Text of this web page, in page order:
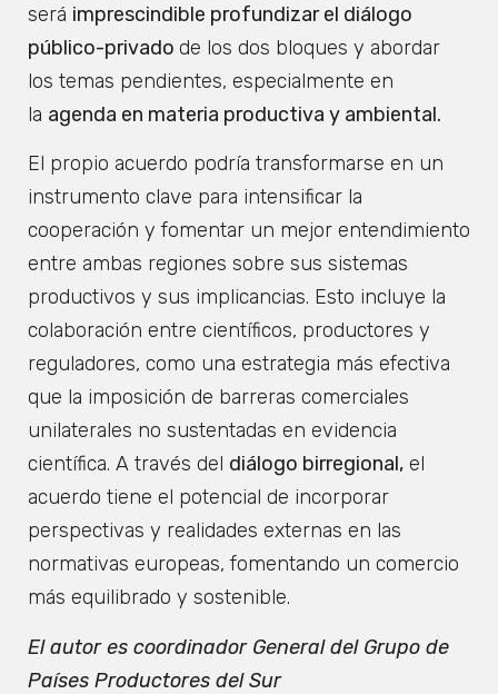
será imprescindible profundizar el diálogo
público-privado de los dos bloques y abordar
los temas pendientes, especialmente en
la agenda en materia productiva y ambiental.
El propio acuerdo podría transformarse en un
instrumento clave para intensificar la
cooperación y fomentar un mejor entendimiento
entre ambas regiones sobre sus sistemas
productivos y sus implicancias. Esto incluye la
colaboración entre científicos, productores y
reguladores, como una estrategia más efectiva
que la imposición de barreras comerciales
unilaterales no sustentadas en evidencia
científica. A través del diálogo birregional, el
acuerdo tiene el potencial de incorporar
perspectivas y realidades externas en las
normativas europeas, fomentando un comercio
más equilibrado y sostenible.
El autor es coordinador General del Grupo de
Países Productores del Sur